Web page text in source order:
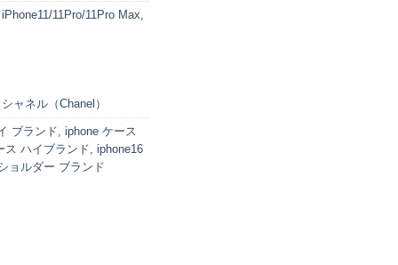
iPhone11/11Pro/11Pro Max
シャネル（Chanel）
ブランド
iphone ケース
ス ハイブランド
iphone16
ョルダー ブランド